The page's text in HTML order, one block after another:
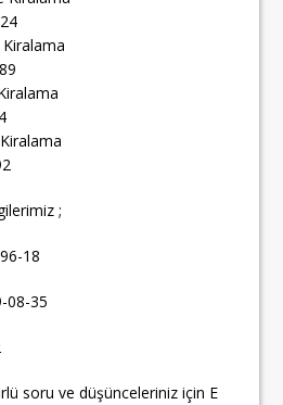
;
18
08-35
soru ve düşünceleriniz için E